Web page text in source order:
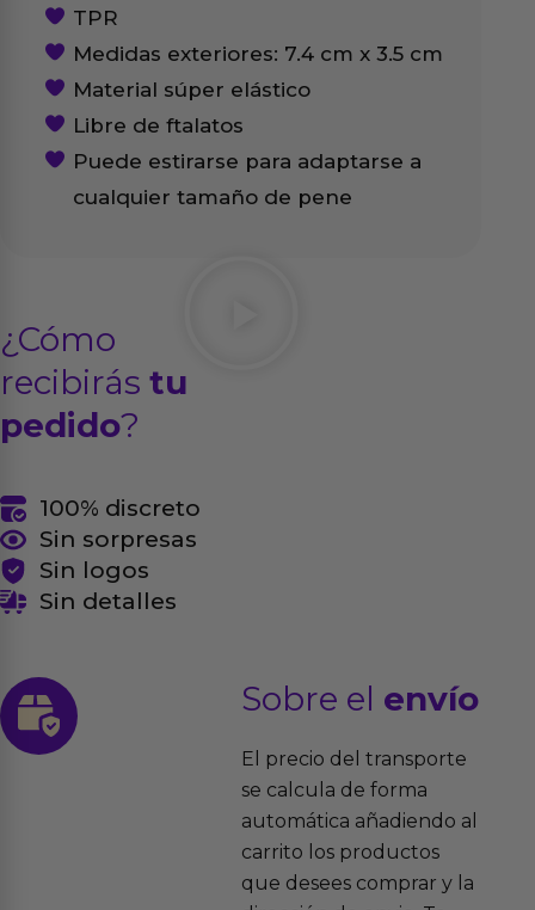
TPR
Medidas exteriores: 7.4 cm x 3.5 cm
Material súper elástico
Libre de ftalatos
Puede estirarse para adaptarse a
cualquier tamaño de pene
¿Cómo
recibirás tu
pedido?
100% discreto
Sin sorpresas
Sin logos
Sin detalles
Sobre el envío
El precio del transporte
se calcula de forma
automática añadiendo al
carrito los productos
que desees comprar y la